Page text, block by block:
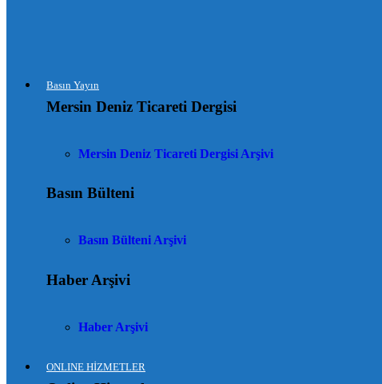
Basın Yayın
Mersin Deniz Ticareti Dergisi
Mersin Deniz Ticareti Dergisi Arşivi
Basın Bülteni
Basın Bülteni Arşivi
Haber Arşivi
Haber Arşivi
ONLINE HİZMETLER